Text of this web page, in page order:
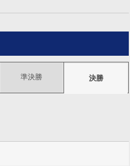
準決勝 決勝